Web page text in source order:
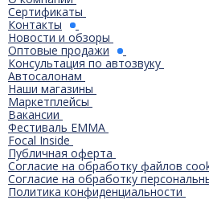
Сертификаты
Контакты
Новости и обзоры
Оптовые продажи
Консультация по автозвуку
Автосалонам
Наши магазины
Маркетплейсы
Вакансии
Фестиваль EMMA
Focal Inside
Публичная оферта
Согласие на обработку файлов
Согласие на обработку
Политика конфиденциальности